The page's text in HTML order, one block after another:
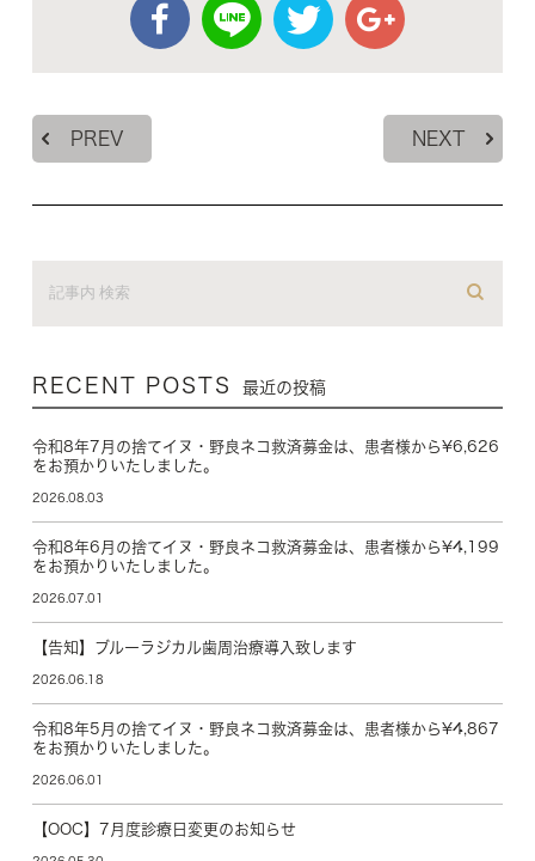
PREV NEXT
RECENT POSTS 最近の投稿
令和8年7月の捨てイヌ・野良ネコ救済募金は、患者様から¥6,626
をお預かりいたしました。
2026.08.03
令和8年6月の捨てイヌ・野良ネコ救済募金は、患者様から¥4,199
をお預かりいたしました。
2026.07.01
【告知】ブルーラジカル歯周治療導入致します
2026.06.18
令和8年5月の捨てイヌ・野良ネコ救済募金は、患者様から¥4,867
をお預かりいたしました。
2026.06.01
【OOC】7月度診療日変更のお知らせ